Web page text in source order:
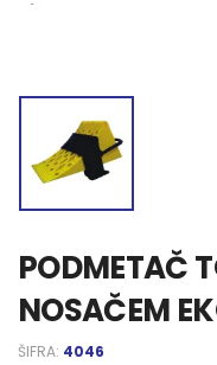
PODMETAČ
NOSAČEM
ŠIFRA: 4046